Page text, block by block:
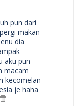
pun dari
makan
dia
aku pun
macam
kecomelan
je haha